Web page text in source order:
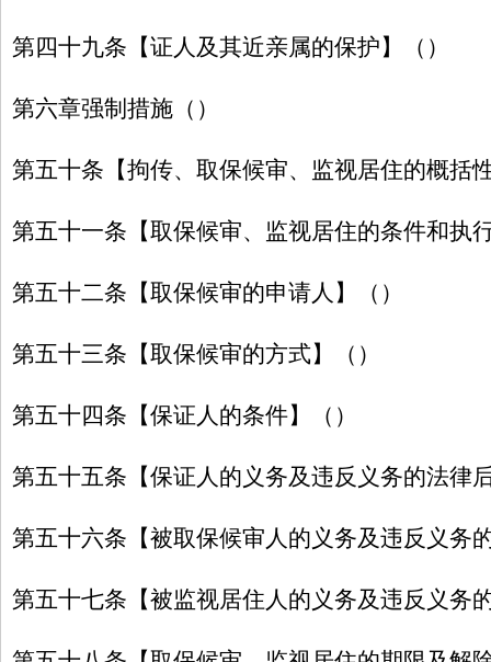
第四十九条【证人及其近亲属的保护】（）
第六章强制措施（）
第五十条【拘传、取保候审、监视居住的概括
第五十一条【取保候审、监视居住的条件和执
第五十二条【取保候审的申请人】（）
第五十三条【取保候审的方式】（）
第五十四条【保证人的条件】（）
第五十五条【保证人的义务及违反义务的法律
第五十六条【被取保候审人的义务及违反义务
第五十七条【被监视居住人的义务及违反义务